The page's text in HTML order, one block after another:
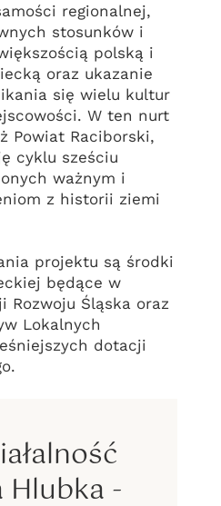
regionalnej,
stosunków i
polską i
oraz ukazanie
się wielu kultur
W ten nurt
Powiat Raciborski,
cyklu sześciu
ważnym i
z historii ziemi
projektu są środki
będące w
Rozwoju Śląska oraz
Lokalnych
dotacji
Hlubka -